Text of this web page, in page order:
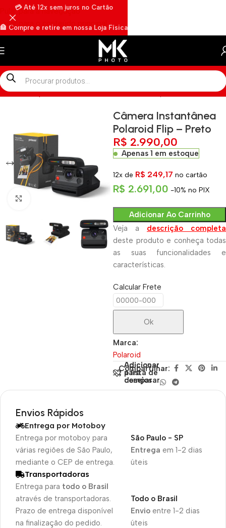
Pular para a navegação
Pular para o conteúdo principal
Início»Shop»Câmera Instantânea Polaroid Flip – Preto
Clique para ampliar
Câmera Instantânea
Polaroid Flip – Preto
R$ 2.990,00
Apenas 1 em estoque
12x de R$ 249,17 no cartão
R$ 2.691,00 -10% no PIX
Adicionar Ao Carrinho
Veja a descrição completa
deste produto e conheça todas
as suas funcionalidades e
características.
Calcular Frete
Ok
Marca:
Polaroid
Adicionar
para
comparar
Adicionar
à lista de
desejos
Compartilhar:
Envios Rápidos
Entrega por Motoboy
Entrega por motoboy para
várias regiões de São Paulo,
mediante o CEP de entrega.
Entrega em 1-2 dias
úteis
São Paulo - SP
Transportadoras
Entrega para todo o Brasil
através de transportadoras.
Prazo de entrega disponível
na finalização do pedido.
Envioentre 1-2 dias
úteis
Todo o Brasil
💳 Até 12x sem juros no Cartão
🏦 Compre e retire em nossa Loja Física
🏍️ Envios rápidos por Motoboy